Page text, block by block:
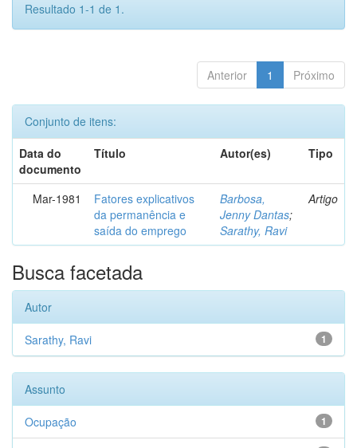
Resultado 1-1 de 1.
Anterior 1 Próximo
Conjunto de itens:
Data do
documento
Título Autor(es) Tipo
Mar-1981
Fatores explicativos
da permanência e
saída do emprego
Barbosa,
Jenny Dantas;
Sarathy, Ravi
Artigo
Busca facetada
Autor
1
Sarathy, Ravi
Assunto
1
Ocupação